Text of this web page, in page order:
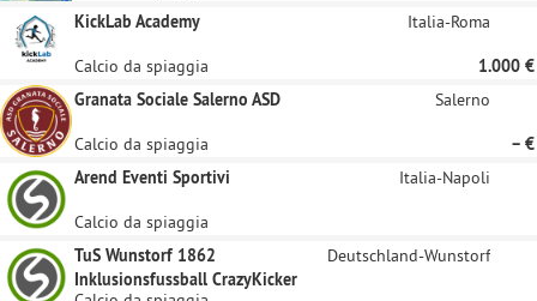
KickLab Academy
Italia-Roma
Calcio da spiaggia
1.000 €
Granata Sociale Salerno ASD
Salerno
Calcio da spiaggia
– €
Arend Eventi Sportivi
Italia-Napoli
Calcio da spiaggia
TuS Wunstorf 1862
Inklusionsfussball CrazyKicker
Deutschland-Wunstorf